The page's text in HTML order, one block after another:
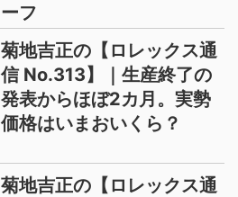
ーフ
菊地吉正の【ロレックス通
信 No.313】｜生産終了の
発表からほぼ2カ月。実勢
価格はいまおいくら？
菊地吉正の【ロレックス通